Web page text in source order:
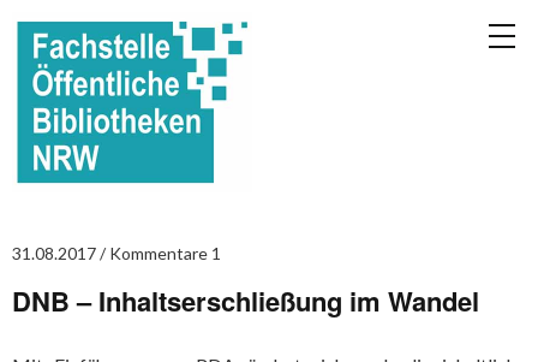
31.08.2017 Kommentare 1
DNB – Inhaltserschließung im Wandel